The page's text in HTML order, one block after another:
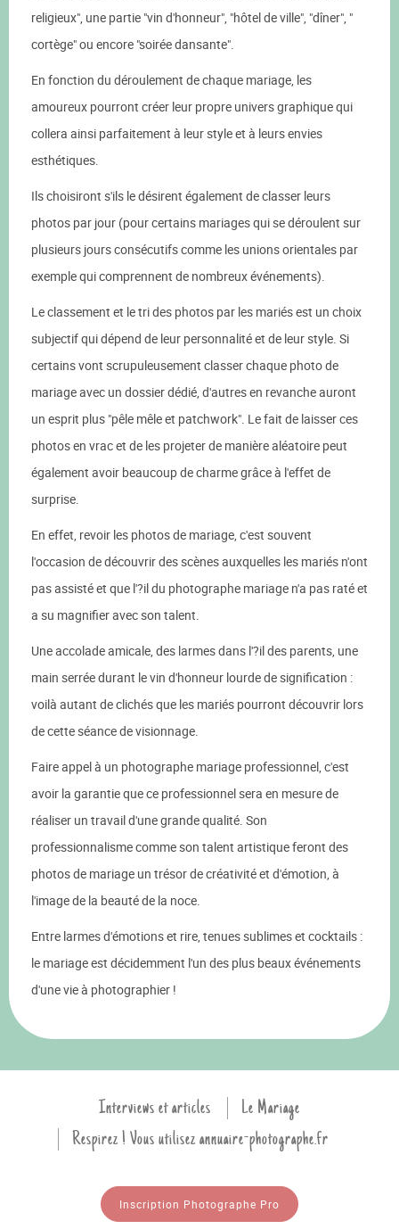
religieux", une partie "vin d'honneur", "hôtel de ville", "dîner", "
cortège" ou encore "soirée dansante".
En fonction du déroulement de chaque mariage, les
amoureux pourront créer leur propre univers graphique qui
collera ainsi parfaitement à leur style et à leurs envies
esthétiques.
Ils choisiront s'ils le désirent également de classer leurs
photos par jour (pour certains mariages qui se déroulent sur
plusieurs jours consécutifs comme les unions orientales par
exemple qui comprennent de nombreux événements).
Le classement et le tri des photos par les mariés est un choix
subjectif qui dépend de leur personnalité et de leur style. Si
certains vont scrupuleusement classer chaque photo de
mariage avec un dossier dédié, d'autres en revanche auront
un esprit plus "pêle mêle et patchwork". Le fait de laisser ces
photos en vrac et de les projeter de manière aléatoire peut
également avoir beaucoup de charme grâce à l'effet de
surprise.
En effet, revoir les photos de mariage, c'est souvent
l'occasion de découvrir des scènes auxquelles les mariés n'ont
pas assisté et que l'?il du photographe mariage n'a pas raté et
a su magnifier avec son talent.
Une accolade amicale, des larmes dans l'?il des parents, une
main serrée durant le vin d'honneur lourde de signification :
voilà autant de clichés que les mariés pourront découvrir lors
de cette séance de visionnage.
Faire appel à un photographe mariage professionnel, c'est
avoir la garantie que ce professionnel sera en mesure de
réaliser un travail d'une grande qualité. Son
professionnalisme comme son talent artistique feront des
photos de mariage un trésor de créativité et d'émotion, à
l'image de la beauté de la noce.
Entre larmes d'émotions et rire, tenues sublimes et cocktails :
le mariage est décidemment l'un des plus beaux événements
d'une vie à photographier !
Interviews et articles
Le Mariage
Respirez ! Vous utilisez annuaire-photographe.fr
Inscription Photographe Pro